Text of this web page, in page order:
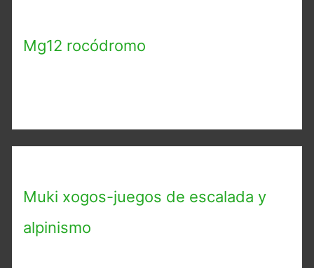
Mg12 rocódromo
Muki xogos-juegos de escalada y
alpinismo